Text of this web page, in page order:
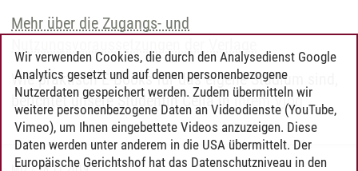
Mehr über die Zugangs- und
Wie praktisch E-Books für das eigene Studium sind,
berichtet unsere Studentin Celia inihrem Vlog
Wir verwenden Cookies, die durch den Analysedienst Google
Analytics gesetzt und auf denen personenbezogene
Nutzerdaten gespeichert werden. Zudem übermitteln wir
weitere personenbezogene Daten an Videodienste (YouTube,
Vimeo), um Ihnen eingebettete Videos anzuzeigen. Diese
Daten werden unter anderem in die USA übermittelt. Der
Europäische Gerichtshof hat das Datenschutzniveau in den